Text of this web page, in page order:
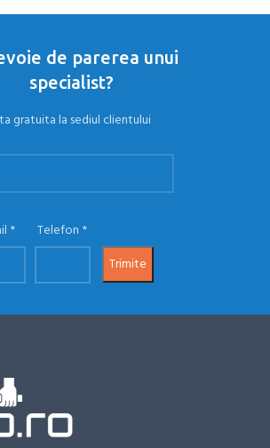
de parerea unui
specialist?
gratuita la sediul clientului
Telefon